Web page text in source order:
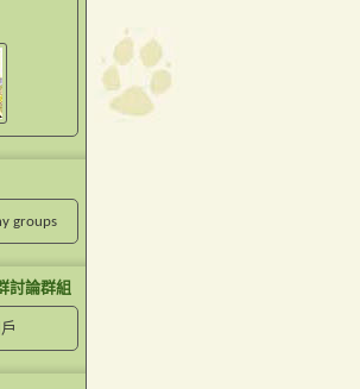
groups
討論群組